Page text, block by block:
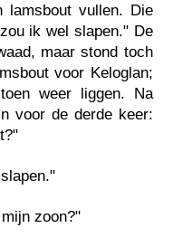
lamsbout vullen. Die
ik wel slapen." De
maar stond toch
voor Keloglan;
weer liggen. Na
voor de derde keer:
zoon?"